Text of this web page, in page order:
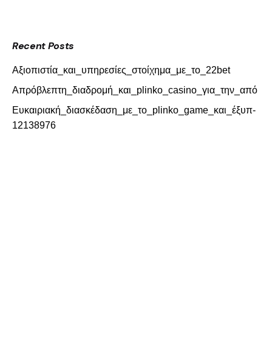
Recent Posts
Αξιοπιστία_και_υπηρεσίες_στοίχημα_με_το_22bet
Απρόβλεπτη_διαδρομή_και_plinko_casino_για_την_από
Ευκαιριακή_διασκέδαση_με_το_plinko_game_και_έξυπ-
12138976